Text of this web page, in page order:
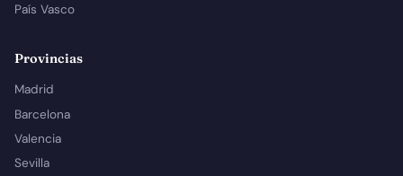
País Vasco
Provincias
Madrid
Barcelona
Valencia
Sevilla